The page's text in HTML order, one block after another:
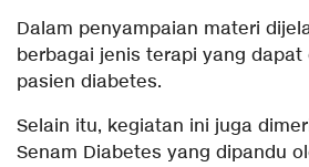
Dalam penyampaian materi
berbagai jenis terapi yang
pasien diabetes.
Selain itu, kegiatan ini juga
Senam Diabetes yang dipandu